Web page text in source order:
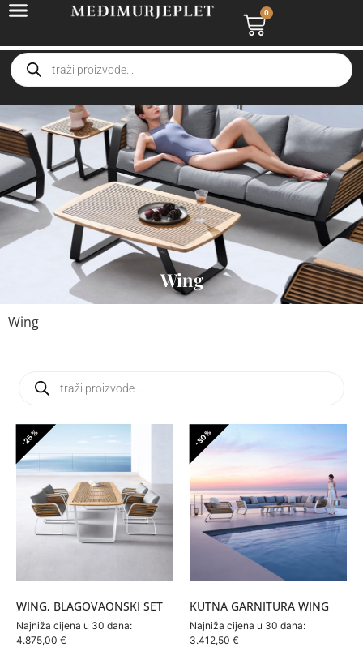
0
Wing
Wing
-25%
WING, BLAGOVAONSKI SET
Najniža cijena u 30 dana:
4.875,00 €
-30%
KUTNA GARNITURA WING
Najniža cijena u 30 dana:
3.412,50 €